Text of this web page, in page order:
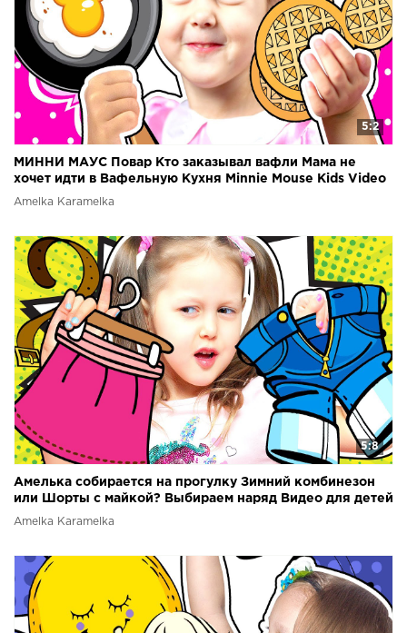
5:2
МИННИ МАУС Повар Кто заказывал вафли Мама не
хочет идти в Вафельную Кухня Minnie Mouse Kids Video
Amelka Karamelka
5:8
Амелька собирается на прогулку Зимний комбинезон
или Шорты с майкой? Выбираем наряд Видео для детей
Amelka Karamelka